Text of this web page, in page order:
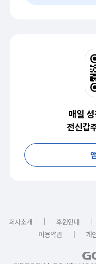
매일
전신갑
회사소개 ｜ 후원안내 ｜
이용약관
｜ 개